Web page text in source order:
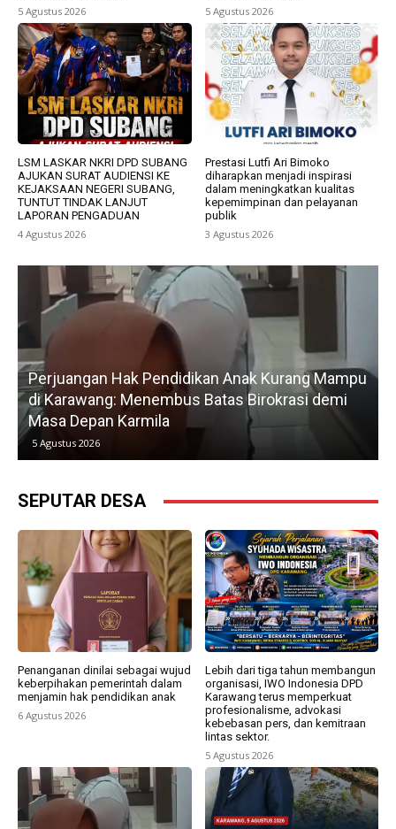
5 Agustus 2026
5 Agustus 2026
LSM LASKAR NKRI DPD SUBANG
AJUKAN SURAT AUDIENSI KE
KEJAKSAAN NEGERI SUBANG,
TUNTUT TINDAK LANJUT
LAPORAN PENGADUAN
4 Agustus 2026
Prestasi Lutfi Ari Bimoko
diharapkan menjadi inspirasi
dalam meningkatkan kualitas
kepemimpinan dan pelayanan
publik
3 Agustus 2026
Perjuangan Hak Pendidikan Anak Kurang Mampu
di Karawang: Menembus Batas Birokrasi demi
Masa Depan Karmila
5 Agustus 2026
SEPUTAR DESA
Penanganan dinilai sebagai wujud
keberpihakan pemerintah dalam
menjamin hak pendidikan anak
6 Agustus 2026
Lebih dari tiga tahun membangun
organisasi, IWO Indonesia DPD
Karawang terus memperkuat
profesionalisme, advokasi
kebebasan pers, dan kemitraan
lintas sektor.
5 Agustus 2026